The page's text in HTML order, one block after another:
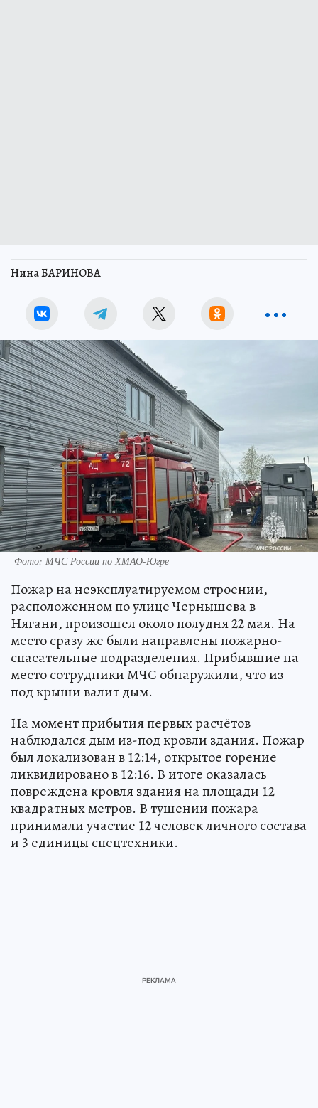
Нина БАРИНОВА
Фото: МЧС России по ХМАО-Югре
Пожар на неэксплуатируемом строении,
расположенном по улице Чернышева в
Нягани, произошел около полудня 22 мая. На
место сразу же были направлены пожарно-
спасательные подразделения. Прибывшие на
место сотрудники МЧС обнаружили, что из
под крыши валит дым.
На момент прибытия первых расчётов
наблюдался дым из-под кровли здания. Пожар
был локализован в 12:14, открытое горение
ликвидировано в 12:16. В итоге оказалась
повреждена кровля здания на площади 12
квадратных метров. В тушении пожара
принимали участие 12 человек личного состава
и 3 единицы спецтехники.